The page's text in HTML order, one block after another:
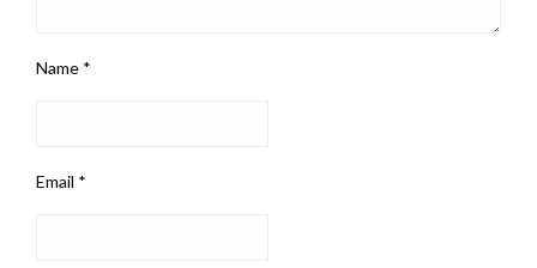
Name *
Email *